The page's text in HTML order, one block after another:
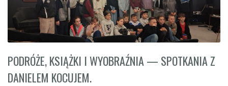
PODRÓŻE, KSIĄŻKI I WYOBRAŹNIA — SPOTKANIA Z
DANIELEM KOCUJEM.